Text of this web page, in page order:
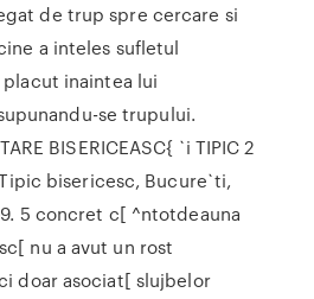
de trup spre cercare si
a inteles sufletul
inaintea lui
se trupului.
BISERICEASC{ `i TIPIC 2
bisericesc, Bucure`ti,
5 concret c[ ^ntotdeauna
nu a avut un rost
doar asociat[ slujbelor